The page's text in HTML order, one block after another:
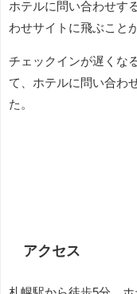
ホテルに問い合わせす
わせサイトに飛ぶこと
チェックインが遅くな
て、ホテルに問い合わ
た。
アクセス